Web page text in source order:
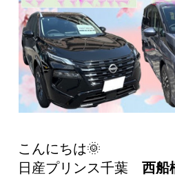
こんにちは🌞
日産プリンス千葉西船